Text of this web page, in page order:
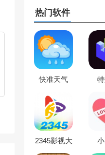
热门软件
快准天气
2345影视大